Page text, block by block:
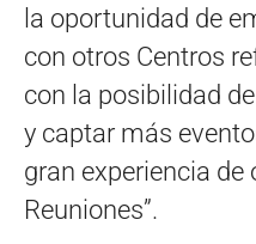
la oportunidad de
con otros Centros
con la posibilidad
y captar más
gran experiencia de
Reuniones”.